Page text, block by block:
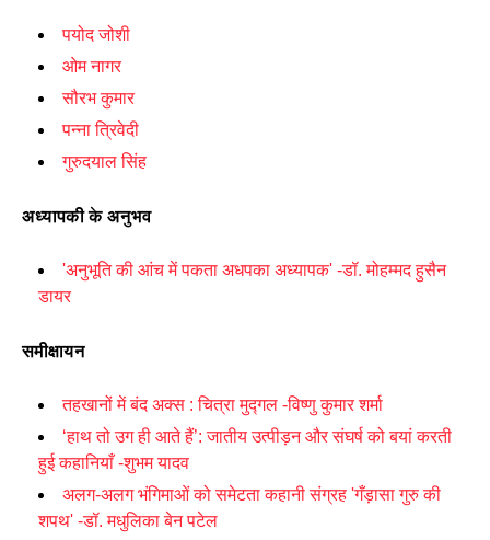
पयोद जोशी
ओम नागर
सौरभ कुमार
पन्ना त्रिवेदी
गुरुदयाल सिंह
अध्यापकी के अनुभव
'अनुभूति की आंच में पकता अधपका अध्यापक' -डॉ. मोहम्मद हुसैन
डायर
समीक्षायन
तहखानों में बंद अक्स : चित्रा मुद्गल -विष्णु कुमार शर्मा
‘हाथ तो उग ही आते हैं’: जातीय उत्पीड़न और संघर्ष को बयां करती
हुई कहानियाँ -शुभम यादव
अलग-अलग भंगिमाओं को समेटता कहानी संग्रह 'गँड़ासा गुरु की
शपथ' -डॉ. मधुलिका बेन पटेल